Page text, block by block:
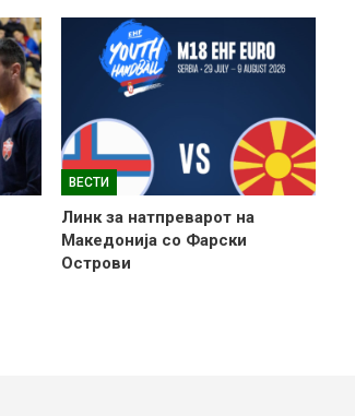
ВЕСТИ
Линк за натпреварот на
Македонија со Фарски
Острови